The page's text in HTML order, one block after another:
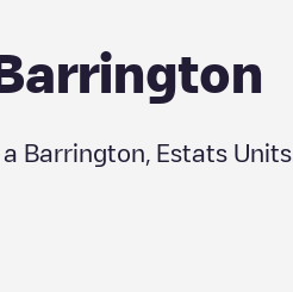
Barrington Estats Units